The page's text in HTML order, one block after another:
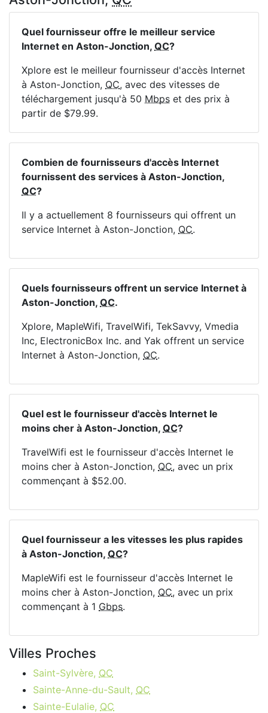
Quel fournisseur offre le meilleur service
Internet en Aston-Jonction, QC?
Xplore est le meilleur fournisseur d'accès Internet
à Aston-Jonction, QC, avec des vitesses de
téléchargement jusqu'à 50 Mbps et des prix à
partir de $79.99.
Combien de fournisseurs d'accès Internet
fournissent des services à Aston-Jonction,
QC?
Il y a actuellement 8 fournisseurs qui offrent un
service Internet à Aston-Jonction, QC.
Quels fournisseurs offrent un service Internet à
Aston-Jonction, QC.
Xplore, MapleWifi, TravelWifi, TekSavvy, Vmedia
Inc, ElectronicBox Inc. and Yak offrent un service
Internet à Aston-Jonction, QC.
Quel est le fournisseur d'accès Internet le
moins cher à Aston-Jonction, QC?
TravelWifi est le fournisseur d'accès Internet le
moins cher à Aston-Jonction, QC, avec un prix
commençant à $52.00.
Quel fournisseur a les vitesses les plus rapides
à Aston-Jonction, QC?
MapleWifi est le fournisseur d'accès Internet le
moins cher à Aston-Jonction, QC, avec un prix
commençant à 1 Gbps.
Villes Proches
Saint-Sylvère, QC
Sainte-Anne-du-Sault, QC
Sainte-Eulalie, QC